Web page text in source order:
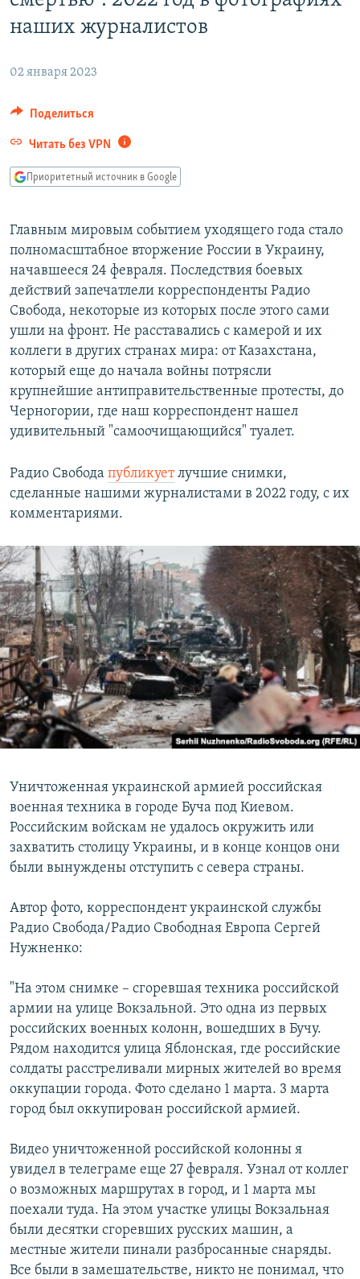
РАСПИСАНИЕ ВЕЩАНИЯ
ПОДПИШИТЕСЬ НА РАССЫЛКУ
наших журналистов
02 января 2023
Поделиться
Читать без VPN
Приоритетный источник в Google
Главным мировым событием уходящего года стало
полномасштабное вторжение России в Украину,
начавшееся 24 февраля. Последствия боевых
действий запечатлели корреспонденты Радио
Свобода, некоторые из которых после этого сами
ушли на фронт. Не расставались с камерой и их
коллеги в других странах мира: от Казахстана,
который еще до начала войны потрясли
крупнейшие антиправительственные протесты, до
Черногории, где наш корреспондент нашел
удивительный "самоочищающийся" туалет.
Радио Свобода публикуетлучшие снимки,
сделанные нашими журналистами в 2022 году, с их
комментариями.
Уничтоженная украинской армией российская
военная техника в городе Буча под Киевом.
Российским войскам не удалось окружить или
захватить столицу Украины, и в конце концов они
были вынуждены отступить с севера страны.
Автор фото, корреспондент украинской службы
Радио Свобода/Радио Свободная Европа Сергей
Нужненко:
"На этом снимке – сгоревшая техника российской
армии на улице Вокзальной. Это одна из первых
российских военных колонн, вошедших в Бучу.
Рядом находится улица Яблонская, где российские
солдаты расстреливали мирных жителей во время
оккупации города. Фото сделано 1 марта. 3 марта
город был оккупирован российской армией.
Видео уничтоженной российской колонны я
увидел в телеграме еще 27 февраля. Узнал от коллег
о возможных маршрутах в город, и 1 марта мы
поехали туда. На этом участке улицы Вокзальная
были десятки сгоревших русских машин, а
местные жители пинали разбросанные снаряды.
Все были в замешательстве, никто не понимал, что